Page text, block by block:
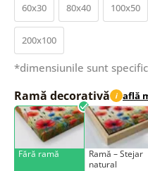
60x30 80x40 100x50
200x100
*dimensiunile sunt
Ramă decorativă i află
Fără ramă
Ramă – Stejar
natural